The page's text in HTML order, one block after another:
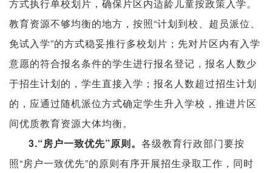
方式执行单校划片，确保片区内适龄儿童按政策入学。
教育资源不够均衡的地方，按照“计划到校、超员派位、
免试入学”的方式稳妥推行多校划片；先对片区内有入学
意愿的符合报名条件的学生进行报名登记，报名人数少
于招生计划的，学生直接入学；报名人数超过招生计划
的，应通过随机派位方式确定学生升入学校，推进片区
间优质教育资源大体均衡。
3.“房户一致优先”原则。 各级教育行政部门要按
照“房户一致优先”的原则有序开展招生录取工作，同时